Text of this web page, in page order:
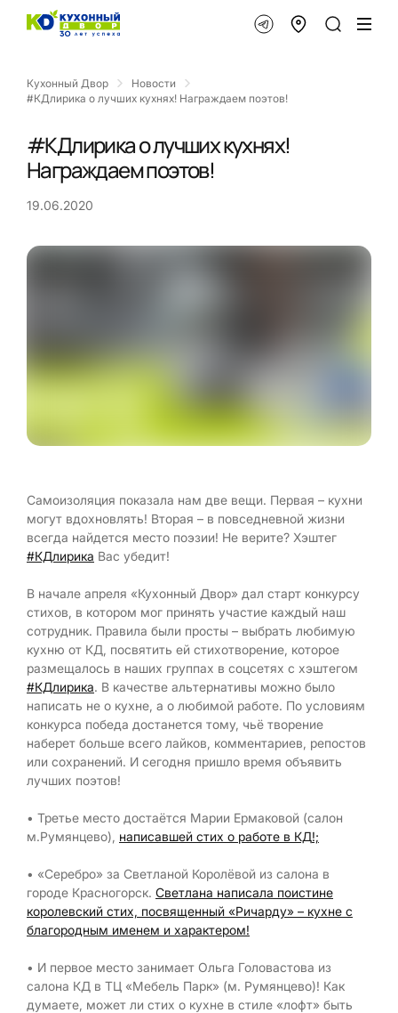
Кухонный Двор
Новости
#КДлирика о лучших кухнях! Награждаем поэтов!
#КДлирика о лучших кухнях!
Награждаем поэтов!
19.06.2020
Самоизоляция показала нам две вещи. Первая – кухни
могут вдохновлять! Вторая – в повседневной жизни
всегда найдется место поэзии! Не верите? Хэштег
#КДлирика Вас убедит!
В начале апреля «Кухонный Двор» дал старт конкурсу
стихов, в котором мог принять участие каждый наш
сотрудник. Правила были просты – выбрать любимую
кухню от КД, посвятить ей стихотворение, которое
размещалось в наших группах в соцсетях с хэштегом
#КДлирика. В качестве альтернативы можно было
написать не о кухне, а о любимой работе. По условиям
конкурса победа достанется тому, чьё творение
наберет больше всего лайков, комментариев, репостов
или сохранений. И сегодня пришло время объявить
лучших поэтов!
• Третье место достаётся Марии Ермаковой (салон
м.Румянцево), написавшей стих о работе в КД!;
• «Серебро» за Светланой Королёвой из салона в
городе Красногорск. Светлана написала поистине
королевский стих, посвященный «Ричарду» – кухне с
благородным именем и характером!
• И первое место занимает Ольга Головастова из
салона КД в ТЦ «Мебель Парк» (м. Румянцево)! Как
думаете, может ли стих о кухне в стиле «лофт» быть